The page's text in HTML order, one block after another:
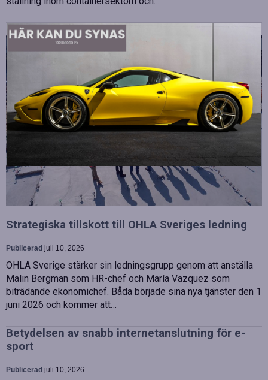
Strategiska tillskott till OHLA Sveriges ledning
Publicerad juli 10, 2026
OHLA Sverige stärker sin ledningsgrupp genom att anställa
Malin Bergman som HR-chef och María Vazquez som
biträdande ekonomichef. Båda började sina nya tjänster den 1
juni 2026 och kommer att…
Betydelsen av snabb internetanslutning för e-
sport
Publicerad juli 10, 2026